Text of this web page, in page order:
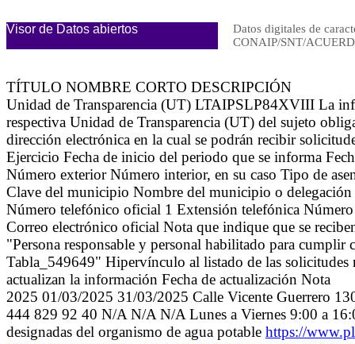
Visor de Datos abiertos
Datos digitales de
CONAIP/SNT/
TÍTULO NOMBRE CORTO DESCRIPCIÓN
Unidad de Transparencia (UT) LTAIPSLP84XVIII La
respectiva Unidad de Transparencia (UT) del sujeto
dirección electrónica en la cual se podrán recibir
Ejercicio Fecha de inicio del periodo que se informa
Número exterior Número interior, en su caso Tipo de
Clave del municipio Nombre del municipio o
Número telefónico oficial 1 Extensión telefónica
Correo electrónico oficial Nota que indique que se
"Persona responsable y personal habilitado para
Tabla_549649" Hipervínculo al listado de las solicitudes
actualizan la información Fecha de actualización Nota
2025 01/03/2025 31/03/2025 Calle Vicente Guerrero
444 829 92 40 N/A N/A N/A Lunes a Viernes 9:00 a
designadas del organismo de agua potable https://